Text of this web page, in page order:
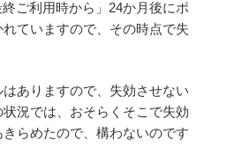
ご利用時から」24か月後にポ
ていますので、その時点で失
ありますので、失効させない
況では、おそらくそこで失効
らめたので、構わないのです